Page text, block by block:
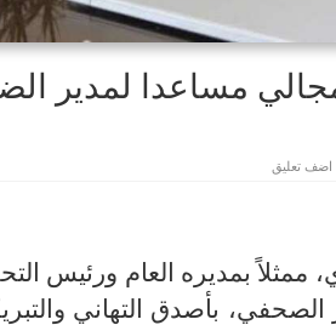
مساعدا لمدير
اضف تعليق
ممثلاً بمديره العام ورئيس
الصحفي، بأصدق التهاني